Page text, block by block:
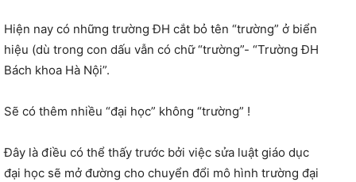
Hiện nay có những trường ĐH cắt bỏ tên “trường” ở biển
hiệu (dù trong con dấu vẫn có chữ “trường”- “Trường ĐH
Bách khoa Hà Nội”.
Sẽ có thêm nhiều “đại học” không “trường” !
Đây là điều có thể thấy trước bởi việc sửa luật giáo dục
đại học sẽ mở đường cho chuyển đổi mô hình trường đại